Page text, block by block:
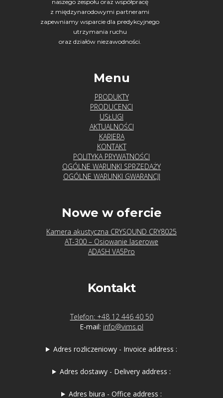
naszego zespołu oraz współpracę
z międzynarodowymi partnerami
zapewniamy wsparcie dla predykcyjnego
utrzymania ruchu
oraz działów niezawodności.
Menu
PRODUKTY
PRODUCENCI
USŁUGI
AKTUALNOŚCI
KARIERA
KONTAKT
POLITYKA PRYWATNOŚCI
OGÓLNE WARUNKI SPRZEDAŻY
OGÓLNE WARUNKI GWARANCJI
Nowe w ofercie
Kamera akustyczna CRYSOUND CRY8025
AT-300 – Osiowanie laserowe
ADASH VA5Pro
Kontakt
Telefon: +48 12 446 40 50
E-mail: info@vims.pl
Adres rozliczeniowy - Invoice address :
Adres dostawy - Delivery address :
Adres biura - Office address :